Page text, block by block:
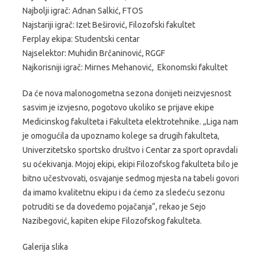
Najbolji igrač: Adnan Salkić, FTOS
Najstariji igrač: Izet Beširović, Filozofski fakultet
Ferplay ekipa: Studentski centar
Najselektor: Muhidin Brčaninović, RGGF
Najkorisniji igrač: Mirnes Mehanović, Ekonomski fakultet
Da će nova malonogometna sezona donijeti neizvjesnost
sasvim je izvjesno, pogotovo ukoliko se prijave ekipe
Medicinskog fakulteta i Fakulteta elektrotehnike. „Liga nam
je omogućila da upoznamo kolege sa drugih fakulteta,
Univerzitetsko sportsko društvo i Centar za sport opravdali
su oćekivanja. Mojoj ekipi, ekipi Filozofskog fakulteta bilo je
bitno učestvovati, osvajanje sedmog mjesta na tabeli govori
da imamo kvalitetnu ekipu i da ćemo za sledeću sezonu
potruditi se da dovedemo pojačanja“, rekao je Sejo
Nazibegović, kapiten ekipe Filozofskog fakulteta.
Galerija slika